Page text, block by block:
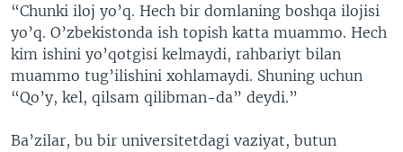
“Chunki iloj yo’q. Hech bir domlaning boshqa ilojisi
yo’q. O’zbekistonda ish topish katta muammo. Hech
kim ishini yo’qotgisi kelmaydi, rahbariyt bilan
muammo tug’ilishini xohlamaydi. Shuning uchun
“Qo’y, kel, qilsam qilibman-da” deydi.”
Ba’zilar, bu bir universitetdagi vaziyat, butun